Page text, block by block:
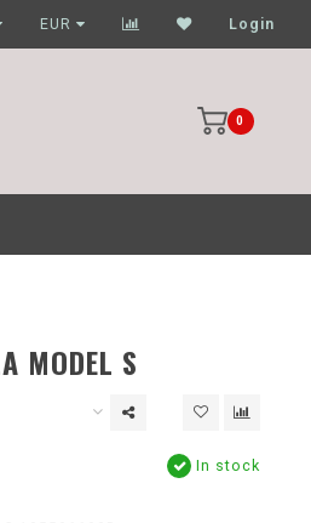
nog scherpere prijzen
EUR Login
0
MODEL S
In stock